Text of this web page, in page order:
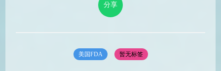
分享
美国FDA 暂无标签